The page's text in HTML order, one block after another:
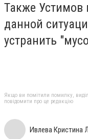
Также Устимов
данной
устранить
Якщо ви помітили помилку,
повідомити про це редакцію
Ивлева Кристина